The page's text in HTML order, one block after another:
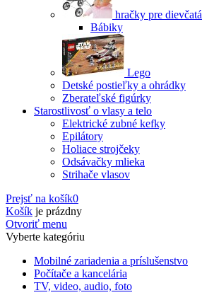
hračky pre dievčatá
Bábiky
Lego
Detské postieľky a ohrádky
Zberateľské figúrky
Starostlivosť o vlasy a telo
Elektrické zubné kefky
Epilátory
Holiace strojčeky
Odsávačky mlieka
Strihače vlasov
Prejsť na košík0
Košík je prázdny
Otvoriť menu
Vyberte kategóriu
Mobilné zariadenia a príslušenstvo
Počítače a kancelária
TV, video, audio, foto